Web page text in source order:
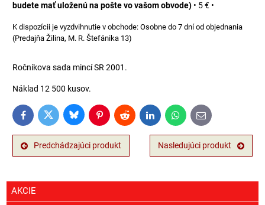
budete mať uloženú na pošte vo vašom obvode) • 5 € •
Osobne do 7 dní od objednania
(Predajňa Žilina, M. R. Štefánika 13)
Ročníkova sada mincí SR 2001.
Náklad 12 500 kusov.
FacebookTwitter BlueskyPinterestReddit LinkedInWhatsApp
E-
mail
Predchádzajúci produkt Nasledujúci produkt
AKCIE